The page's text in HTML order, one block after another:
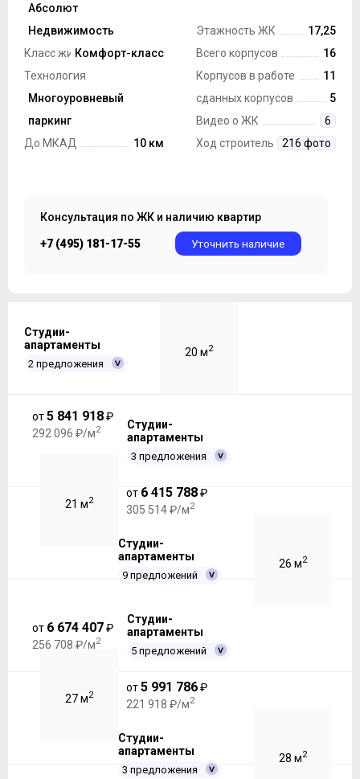
Застройщик
Абсолют
Недвижимость
Класс жильяКомфорт-класс
Технология
строительстваМонолит, Панель
Парковка
Многоуровневый
паркинг
До МКАД
10 км
Этажность ЖК
17,25
Всего корпусов
16
Корпусов в работе
11
сданных корпусов
5
Видео о ЖК
6
Ход строительства216 фото
Консультация по ЖК и наличию квартир
+7 (495) 181-17-55 Уточнить наличие
Студии-
апартаменты
2 предложения
20 м2
от5 841 918₽
292 096 ₽/м2
Студии-
апартаменты
3 предложения
21 м2
от 6 415 788₽
305 514 ₽/м2
Студии-
апартаменты
9 предложений
26 м2
от 6 674 407₽
256 708 ₽/м2
Студии-
апартаменты
5 предложений
27 м2
от5 991 786₽
221 918 ₽/м2
Студии-
апартаменты
3 предложения
28 м2